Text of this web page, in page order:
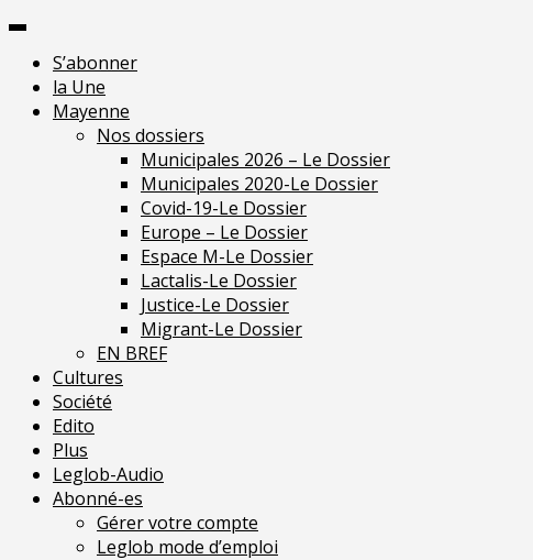
Skip
contentS’abonner
la Une
Mayenne
Nos dossiers
Municipales 2026 – Le Dossier
Municipales 2020-Le Dossier
Covid-19-Le Dossier
Europe – Le Dossier
Espace M-Le Dossier
Lactalis-Le Dossier
Justice-Le Dossier
Migrant-Le Dossier
EN BREF
Cultures
Société
Edito
Plus
Leglob-Audio
Abonné-es
Gérer votre compte
Leglob mode d’emploi